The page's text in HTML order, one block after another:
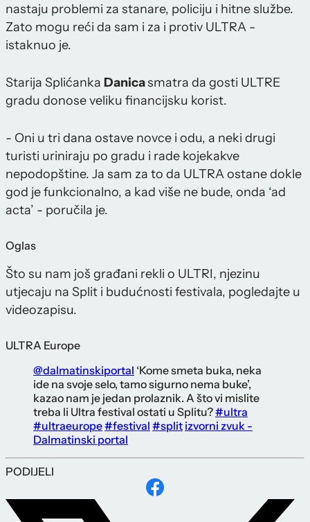
nastaju problemi za stanare, policiju i hitne službe.
Zato mogu reći da sam i za i protiv ULTRA -
istaknuo je.
Starija Splićanka Danicasmatra da gosti ULTRE
gradu donose veliku financijsku korist.
- Oni u tri dana ostave novce i odu, a neki drugi
turisti uriniraju po gradu i rade kojekakve
nepodopštine. Ja sam za to da ULTRA ostane dokle
god je funkcionalno, a kad više ne bude, onda ‘ad
acta’ - poručila je.
Oglas
Što su nam još građani rekli o ULTRI, njezinu
utjecaju na Split i budućnosti festivala, pogledajte u
videozapisu.
ULTRA Europe
@dalmatinskiportal ‘Kome smeta buka, neka
ide na svoje selo, tamo sigurno nema buke’,
kazao nam je jedan prolaznik. A što vi mislite
treba li Ultra festival ostati u Splitu?#ultra
#ultraeurope#festival #split izvorni zvuk -
Dalmatinski portal
PODIJELI